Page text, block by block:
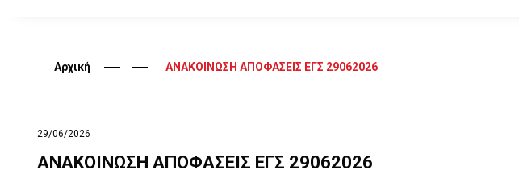
Αρχική ΑΝΑΚΟΙΝΩΣΗ ΑΠΟΦΑΣΕΙΣ ΕΓΣ 29062026
29/06/2026
ΑΝΑΚΟΙΝΩΣΗ ΑΠΟΦΑΣΕΙΣ ΕΓΣ 29062026